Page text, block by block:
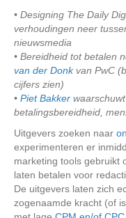
• Designing The Daily
verhoudingen neer
nieuwsmedia
• Bereidheid tot betalen
van der Donkvan PwC
cijfers zien)
• Piet Bakker
betalingsbereidheid,
Uitgevers zoeken naar
experimenteren er
marketing tools gebruikt
laten betalen voor
De uitgevers laten zich
zogenaamde kracht (of